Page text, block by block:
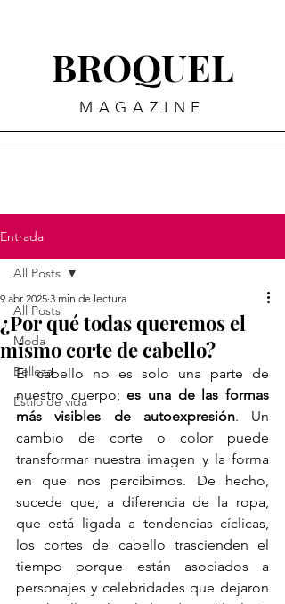
BROQUEL
MAGAZINE
Entrada
All Posts
Moda
Belleza
Estilo de vida
All Posts
¿Por qué todas queremos el
mismo corte de cabello?
9 abr 2025 3 min de lectura
El cabello no es solo una parte de
nuestro cuerpo; es una de las formas
más visibles de autoexpresión. Un
cambio de corte o color puede
transformar nuestra imagen y la forma
en que nos percibimos. De hecho,
sucede que, a diferencia de la ropa,
que está ligada a tendencias cíclicas,
los cortes de cabello trascienden el
tiempo porque están asociados a
personajes y celebridades que dejaron